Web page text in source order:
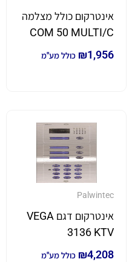
אינטרקום כולל מצלמה
COM 50 MULTI/C
₪1,956 כולל מע"מ
Palwintec
אינטרקום דגם VEGA
3136 KTV
₪4,208 כולל מע"מ